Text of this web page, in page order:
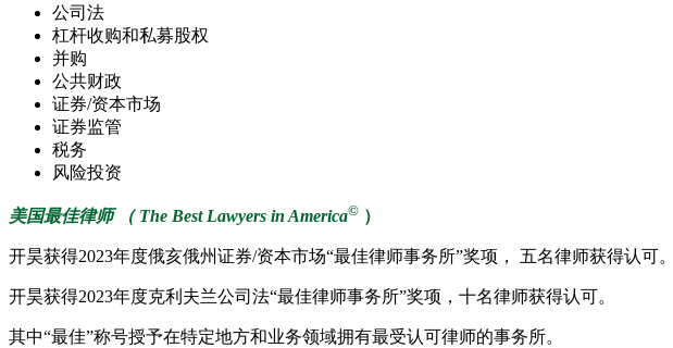
公司法
杠杆收购和私募股权
并购
公共财政
证券/资本市场
证券监管
税务
风险投资
美国最佳律师 （ The Best Lawyers in America© ）
开昊获得2023年度俄亥俄州证券/资本市场“最佳律师事务所”奖项， 五名律师获得认可。
开昊获得2023年度克利夫兰公司法“最佳律师事务所”奖项，十名律师获得认可。
其中“最佳”称号授予在特定地方和业务领域拥有最受认可律师的事务所。